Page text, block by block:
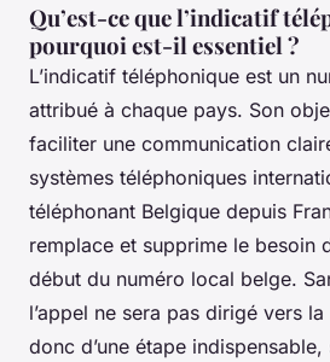
Qu’est-ce que l’indicatif
pourquoi est-il essentiel ?
L’indicatif téléphonique est un
attribué à chaque pays. Son
faciliter une communication
systèmes téléphoniques
téléphonant Belgique depuis
remplace et supprime le besoin
début du numéro local belge.
l’appel ne sera pas dirigé vers la
donc d’une étape